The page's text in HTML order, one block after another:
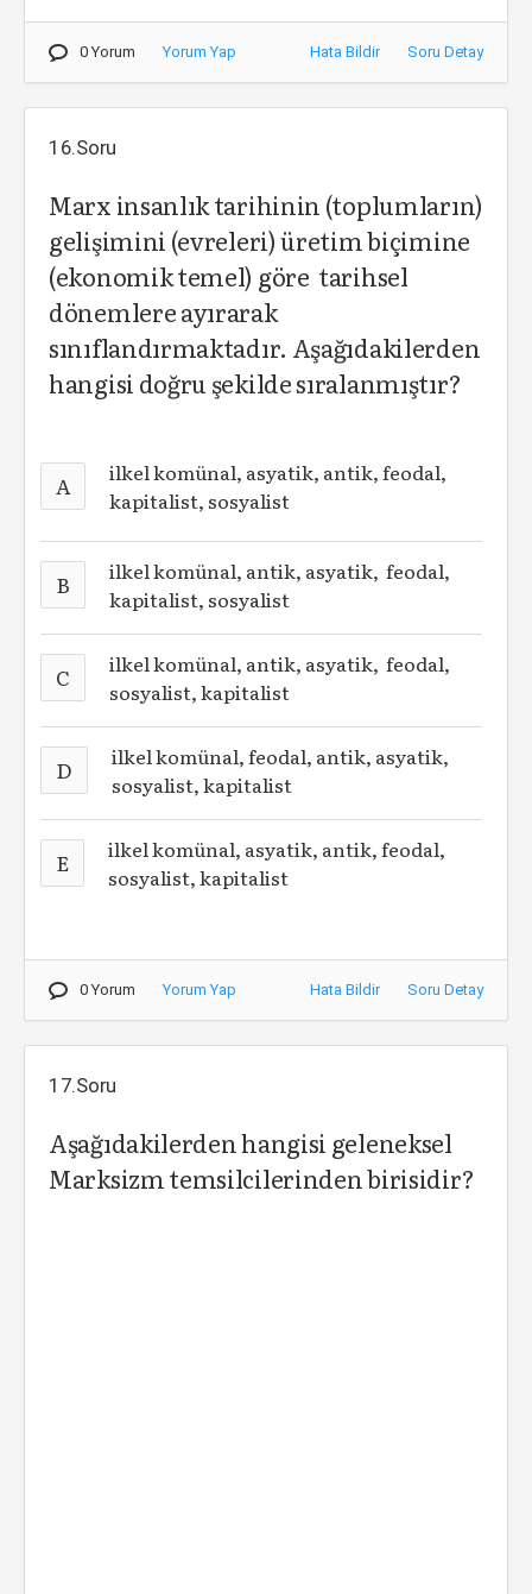
0 Yorum Yorum Yap Hata Bildir Soru Detay
16.Soru
Marx insanlık tarihinin (toplumların)
gelişimini (evreleri) üretim biçimine
(ekonomik temel) göre tarihsel
dönemlere ayırarak
sınıflandırmaktadır. Aşağıdakilerden
hangisi doğru şekilde sıralanmıştır?
A
ilkel komünal, asyatik, antik, feodal,
kapitalist, sosyalist
B
ilkel komünal, antik, asyatik, feodal,
kapitalist, sosyalist
C
ilkel komünal, antik, asyatik, feodal,
sosyalist, kapitalist
D
ilkel komünal, feodal, antik, asyatik,
sosyalist, kapitalist
E
ilkel komünal, asyatik, antik, feodal,
sosyalist, kapitalist
0 Yorum Yorum Yap Hata Bildir Soru Detay
17.Soru
Aşağıdakilerden hangisi geleneksel
Marksizm temsilcilerinden birisidir?